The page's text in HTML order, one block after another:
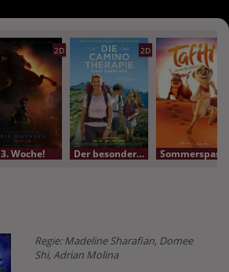
2D
3. Woche!
2D
Der besondere Film
Regie: Madeline Sharafian, Domee
Shi, Adrian Molina